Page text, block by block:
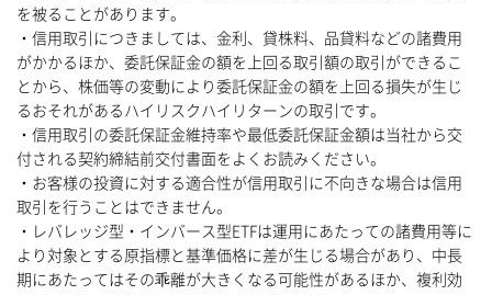
を被ることがあります。
・信用取引につきましては、金利、貸株料、品貸料などの諸費用
がかかるほか、委託保証金の額を上回る取引額の取引ができるこ
とから、株価等の変動により委託保証金の額を上回る損失が生じ
るおそれがあるハイリスクハイリターンの取引です。
・信用取引の委託保証金維持率や最低委託保証金額は当社から交
付される契約締結前交付書面をよくお読みください。
・お客様の投資に対する適合性が信用取引に不向きな場合は信用
取引を行うことはできません。
・レバレッジ型・インバース型ETFは運用にあたっての諸費用等に
より対象とする原指標と基準価格に差が生じる場合があり、中長
期にあたってはその乖離が大きくなる可能性があるほか、複利効